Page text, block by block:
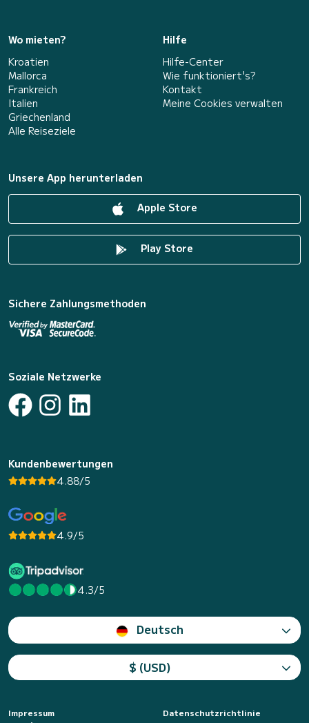
Wo mieten?
Kroatien
Mallorca
Frankreich
Italien
Griechenland
Alle Reiseziele
Hilfe
Hilfe-Center
Wie funktioniert's?
Kontakt
Meine Cookies verwalten
Unsere App herunterladen
Apple Store
Play Store
Sichere Zahlungsmethoden
Soziale Netzwerke
Kundenbewertungen
4.88/5
4.9/5
4.3/5
Deutsch
$ (USD)
Impressum
Datenschutzrichtlinie